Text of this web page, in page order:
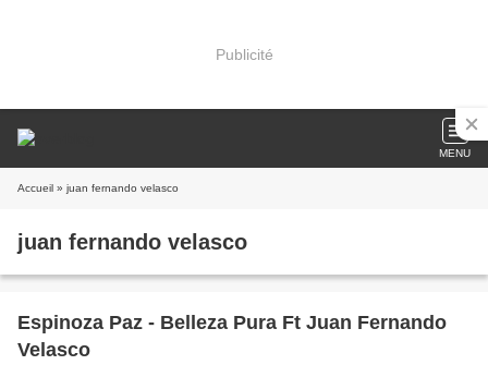
Publicité
MENU
Accueil » juan fernando velasco
juan fernando velasco
Espinoza Paz - Belleza Pura Ft Juan Fernando
Velasco